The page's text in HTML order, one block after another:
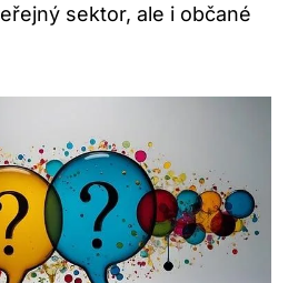
sektor, ale i občané